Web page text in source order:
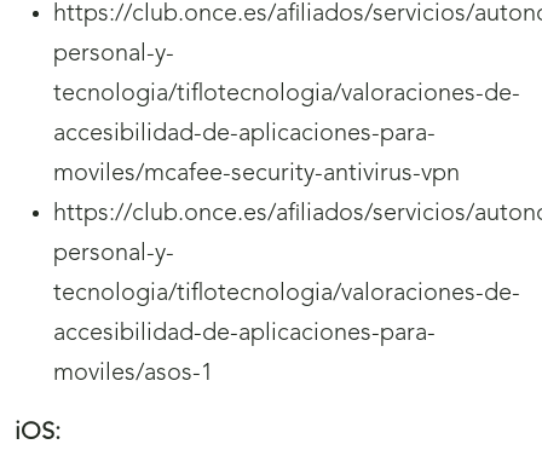
https://club.once.es/afiliados/servicios/
personal-y-
tecnologia/tiflotecnologia/valoraciones-de-
accesibilidad-de-aplicaciones-para-
moviles/mcafee-security-antivirus-vpn
https://club.once.es/afiliados/servicios/
personal-y-
tecnologia/tiflotecnologia/valoraciones-de-
accesibilidad-de-aplicaciones-para-
moviles/asos-1
iOS: